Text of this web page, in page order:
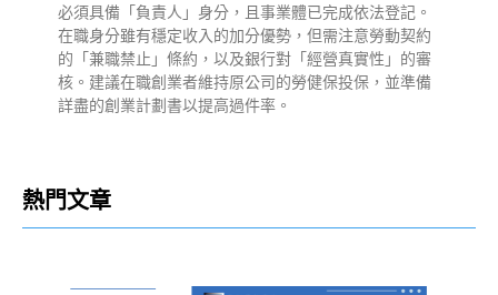
必須具備「負責人」身分，且事業體已完成依法登記。
在職身分雖有穩定收入的加分優勢，但需注意勞動契約
的「兼職禁止」條約，以及銀行對「經營真實性」的審
核。建議在職創業者維持原公司的勞健保投保，並準備
詳盡的創業計劃書以提高過件率。
熱門文章